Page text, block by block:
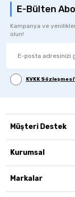
E-Bülten
Kampanya ve
olun!
KVKK
Müşteri Destek
Kurumsal
Markalar